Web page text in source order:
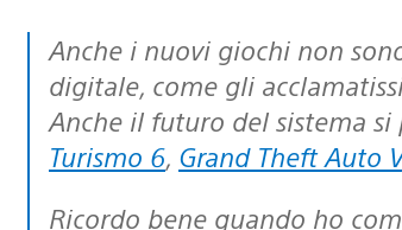
Anche i nuovi giochi non sono mancati, grazie all’evoluzione dello spazio
digitale, come gli
Anche il futuro del sistema
Turismo 6, Grand Theft Auto V
Ricordo bene quando ho comprato la mia PS3, anche se il mio pre-ordine